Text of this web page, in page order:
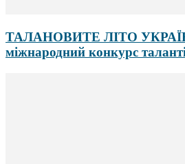
ТАЛАНОВИТЕ ЛІТО
міжнародний конкурс